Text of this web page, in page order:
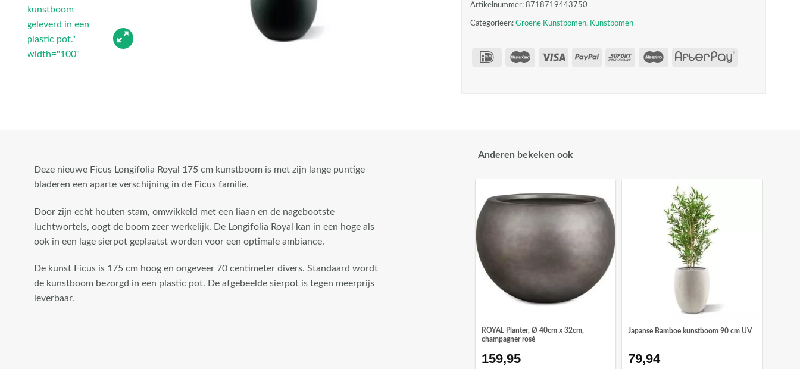
kunstboom
geleverd in een
plastic pot."
width="100"
Artikelnummer: 8718719443750
Categorieën: Groene Kunstbomen, Kunstbomen
Deze nieuwe Ficus Longifolia Royal 175 cm kunstboom is met zijn lange puntige
bladeren een aparte verschijning in de Ficus familie.
Door zijn echt houten stam, omwikkeld met een liaan en de nagebootste
luchtwortels, oogt de boom zeer werkelijk. De Longifolia Royal kan in een hoge als
ook in een lage sierpot geplaatst worden voor een optimale ambiance.
De kunst Ficus is 175 cm hoog en ongeveer 70 centimeter divers. Standaard wordt
de kunstboom bezorgd in een plastic pot. De afgebeelde sierpot is tegen meerprijs
leverbaar.
Anderen bekeken ook
ROYAL Planter, Ø 40cm x 32cm,
champagner rosé
159,95
Japanse Bamboe kunstboom 90 cm UV
79,94